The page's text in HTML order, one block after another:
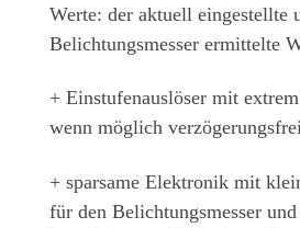
Werte: der aktuell eingestellte
Belichtungsmesser ermittelte
+ Einstufenauslöser mit
wenn möglich
+ sparsame Elektronik mit
für den Belichtungsmesser